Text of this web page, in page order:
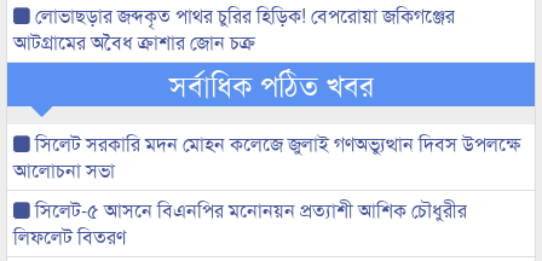
লোভাছড়ার জব্দকৃত পাথর চুরির হিড়িক! বেপরোয়া জকিগঞ্জের
আটগ্রামের অবৈধ ক্রাশার জোন চক্র
সর্বাধিক পঠিত খবর
সিলেট সরকারি মদন মোহন কলেজে জুলাই গণঅভ্যুত্থান দিবস উপলক্ষে
আলোচনা সভা
সিলেট-৫ আসনে বিএনপির মনোনয়ন প্রত্যাশী আশিক চৌধুরীর
লিফলেট বিতরণ